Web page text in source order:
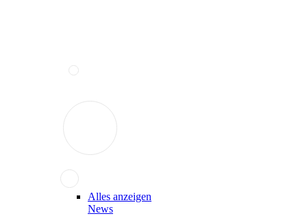
Alles anzeigen
News